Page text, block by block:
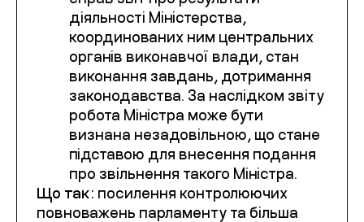
діяльності Міністерства,
координованих ним центральних
органів виконавчої влади, стан
виконання завдань, дотримання
законодавства. За наслідком звіту
робота Міністра може бути
визнана незадовільною, що стане
підставою для внесення подання
про звільнення такого Міністра.
Що так: посилення контролюючих
повноважень парламенту та більша